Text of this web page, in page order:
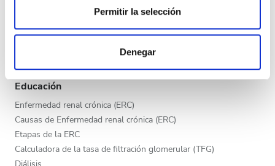
Las cookies de este sitio web se usan para personalizar
el contenido y los anuncios, ofrecer funciones de redes
sociales y analizar el tráfico. Además, compartimos
información sobre el uso que haga del sitio web con
nuestros partners de redes sociales, publicidad y análisis
web, quienes pueden combinarla con otra información
que les haya proporcionado o que hayan recopilado a
Permitir la selección
Denegar
Noche
Calificación
Buena
Excelente
Publica tu clínica
Educación
Enfermedad renal crónica (ERC)
Causas de Enfermedad renal crónica (ERC)
Etapas de la ERC
Calculadora de la tasa de filtración glomerular (TFG)